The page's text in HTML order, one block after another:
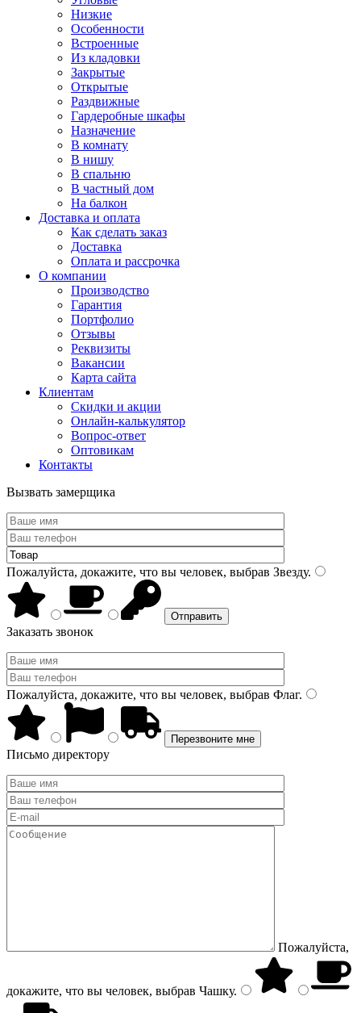
Низкие
Особенности
Встроенные
Из кладовки
Закрытые
Открытые
Раздвижные
Гардеробные шкафы
Назначение
В комнату
В нишу
В спальню
В частный дом
На балкон
Доставка и оплата
Как сделать заказ
Доставка
Оплата и рассрочка
О компании
Производство
Гарантия
Портфолио
Отзывы
Реквизиты
Вакансии
Карта сайта
Клиентам
Скидки и акции
Онлайн-калькулятор
Вопрос-ответ
Оптовикам
Контакты
Вызвать замерщика
Пожалуйста, докажите, что вы человек, выбрав Звезду.
Заказать звонок
Пожалуйста, докажите, что вы человек, выбрав Флаг.
Письмо директору
Пожалуйста,
докажите, что вы человек, выбрав Чашку.